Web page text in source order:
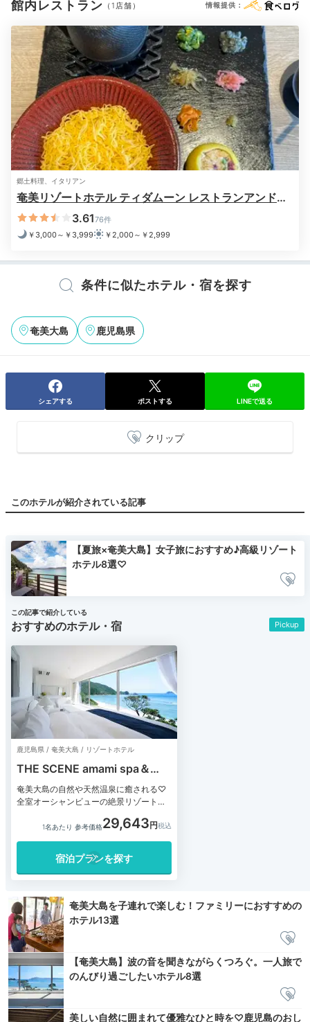
コンディショナー
バスタオル
ドライヤー お茶セット 電気ポット
※設備・アメニティは、確認が取れている情報を表示しています。
館内レストラン （1店舗） 情報提供：
郷土料理、イタリアン
奄美リゾートホテル ティダムーン レストランアンドバ
ー
3.6176件
￥3,000～￥3,999
￥2,000～￥2,999
条件に似たホテル・宿を探す
奄美大島 鹿児島県
シェアする ポストする LINEで送る
クリップ
このホテルが紹介されている記事
【夏旅×奄美大島】女子旅におすすめ♪高級リゾート
ホテル8選♡
Pickup
この記事で紹介している
おすすめのホテル・宿
鹿児島県 / 奄美大島 / リゾートホテル
THE SCENE amami spa＆
resort
奄美大島の自然や天然温泉に癒される♡
全室オーシャンビューの絶景リゾートホ
1名あたり 参考価格29,643
宿泊プランを探す
奄美大島を子連れで楽しむ！ファミリーにおすすめの
ホテル13選
【奄美大島】波の音を聞きながらくつろぐ。一人旅で
のんびり過ごしたいホテル8選
美しい自然に囲まれて優雅なひと時を♡鹿児島のおし